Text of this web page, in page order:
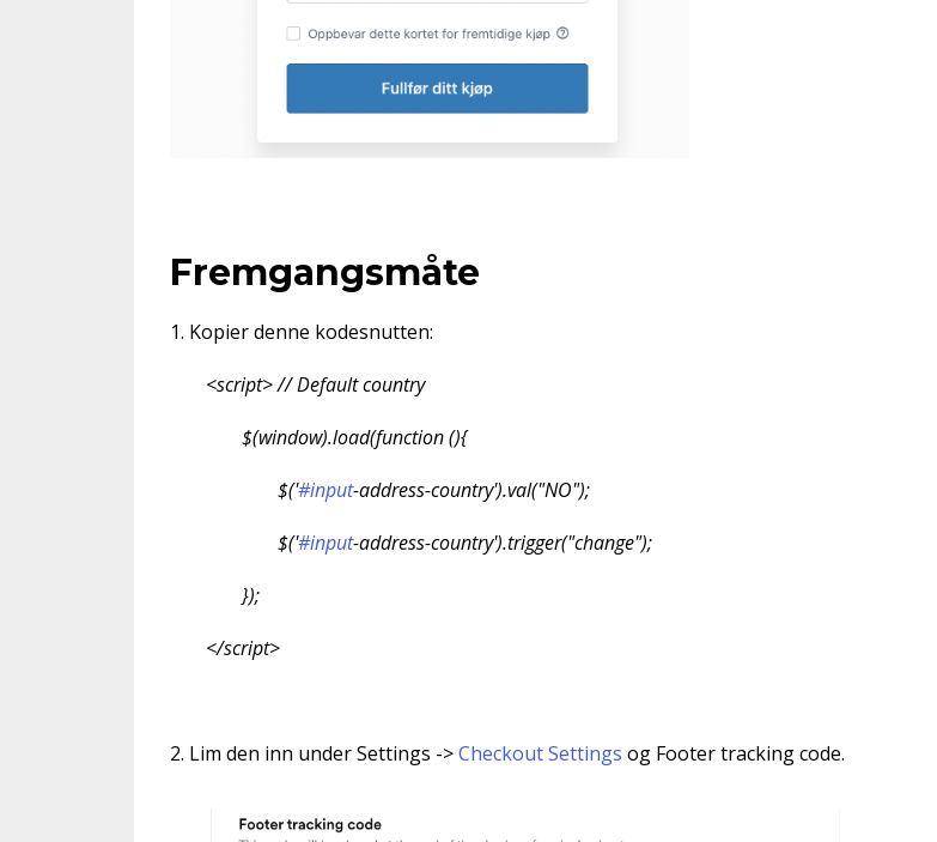
Fremgangsmåte
1. Kopier denne kodesnutten:
<script> // Default country
$(window).load(function (){
$('#input-address-country').val("NO");
$('#input-address-country').trigger("change");
});
</script>
2. Lim den inn under Settings ->Checkout Settings og Footer tracking code.